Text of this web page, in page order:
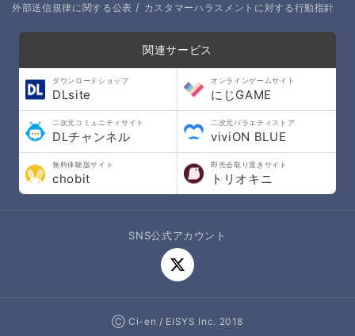
外部送信規律に関する公表 / カスタマーハラスメントに対する行動指針
関連サービス
ダウンロードショップ
DLsite
オンラインゲームサイト
にじGAME
二次元コミュニティサイト
DLチャンネル
二次元バラエティストア
viviON BLUE
無料体験版サイト
chobit
即売会取り置きサイト
トリオキニ
SNS公式アカウント
Ⓒ Ci-en / EISYS Inc. 2018